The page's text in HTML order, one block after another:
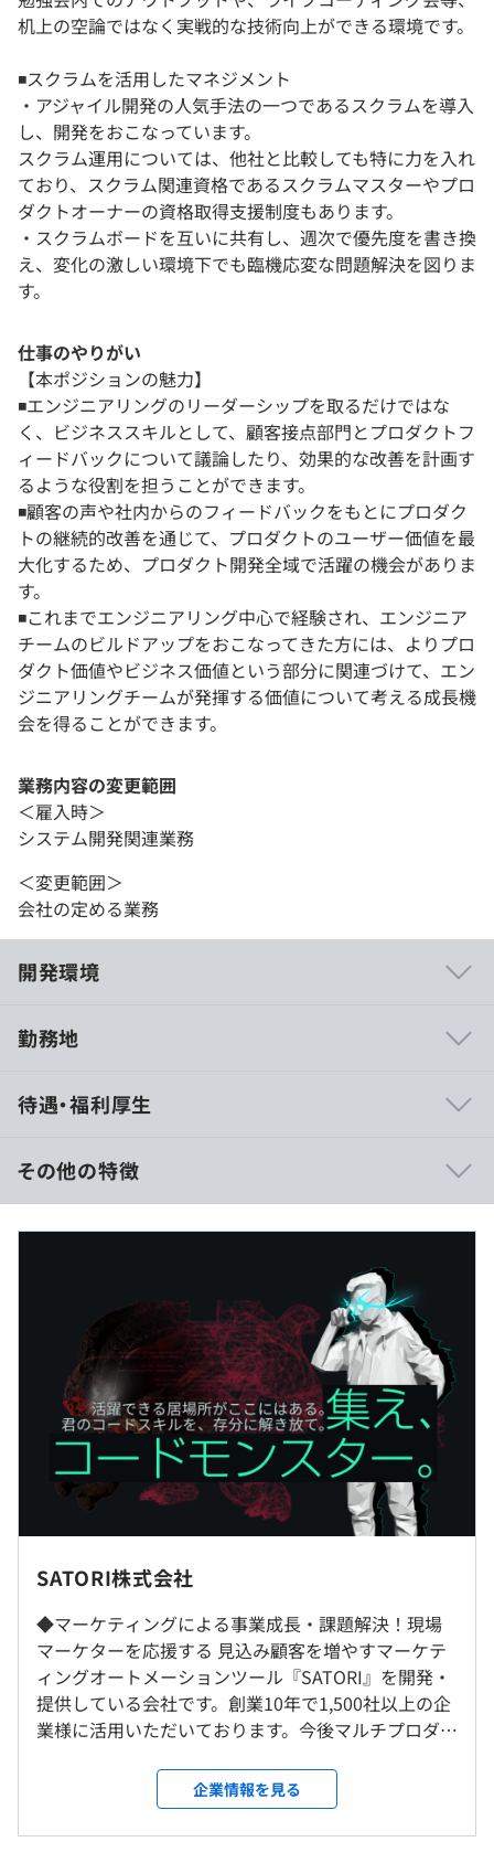
机上の空論ではなく実戦的な技術向上ができる環境です。
◾️スクラムを活用したマネジメント
・アジャイル開発の人気手法の一つであるスクラムを導入
し、開発をおこなっています。
スクラム運用については、他社と比較しても特に力を入れ
ており、スクラム関連資格であるスクラムマスターやプロ
ダクトオーナーの資格取得支援制度もあります。
・スクラムボードを互いに共有し、週次で優先度を書き換
え、変化の激しい環境下でも臨機応変な問題解決を図りま
す。
仕事のやりがい
【本ポジションの魅力】
◾️エンジニアリングのリーダーシップを取るだけではな
く、ビジネススキルとして、顧客接点部門とプロダクトフ
ィードバックについて議論したり、効果的な改善を計画す
るような役割を担うことができます。
◾️顧客の声や社内からのフィードバックをもとにプロダク
トの継続的改善を通じて、プロダクトのユーザー価値を最
大化するため、プロダクト開発全域で活躍の機会がありま
す。
◾️これまでエンジニアリング中心で経験され、エンジニア
チームのビルドアップをおこなってきた方には、よりプロ
ダクト価値やビジネス価値という部分に関連づけて、エン
ジニアリングチームが発揮する価値について考える成長機
会を得ることができます。
業務内容の変更範囲
＜雇入時＞
システム開発関連業務
＜変更範囲＞
会社の定める業務
開発環境
ームで開発を行い、新機能の企画、設計、開発、デプロイ
●クラウド型かつビックデータを取り扱うDMP(Data
Management Platform）を搭載したMAツールであり、大
規模なデータを収集し、活かすプロダクトでスキルを磨く
ことが可能です。
●会社自体で「SATORI」を使っており、顧客の声を得ら
れやすい環境・構造があります。開発目線とビジネス目線
と顧客目線で話し合い、個別の細かいニーズも回収するこ
ともできます。
●開発言語や環境を適材適所で選択。Rubyを中心に、
Go/Java/JavaScript/Python等さまざまな言語での開発実
績あり。
これまでの経験を活かしつつ、新しい技術に挑戦しやす
い環境があります。
●アジャイルな取り組みとして、スクラムを全社的に導入
スクラムマスターやプロダクトオーナーの資格も会社負
担で取得でき、細かいサイクルでの開発を学び実践する機
会が多分にあります。
見込み顧客を増やすマーケティングオートメーション
勤務地
SATORIオフィスもしくは在宅勤務
※基本リモート勤務となります。（現在は週2日のオフィ
ス勤務。フルリモートは不可。）
※転勤はありません。
就業場所の変更範囲
＜雇入時＞
待遇・福利厚生
■賃金の決定方法：当社規定により決定
■月給：50万円～75万円（固定残業代を含む）
■固定残業代：45時間分、約10万円～約20万円（超過分
は別途支給）
■その他定額手当：5千円/月
想定年収 は年収提示額を保証するものではありません）
10：00～19：00（実働8時間）
も可能です。
休憩時間：12:00〜14:00の間で60分
平均残業時間：平均20時間程度／月
《年間休日：120日以上》
その他の特徴
SATORI株式会社
◆マーケティングによる事業成長・課題解決！現場
マーケターを応援する 見込み顧客を増やすマーケテ
ィングオートメーションツール『SATORI』を開発・
提供している会社です。創業10年で1,500社以上の企
業様に活用いただいております。今後マルチプロダク
会社へ進化していきます。 わたしたちは、「あなた
のマーケティング活動を一歩先へ」をミッションに
ひとりひとりのマーケティング担当者の成果に向け
企業情報を見る